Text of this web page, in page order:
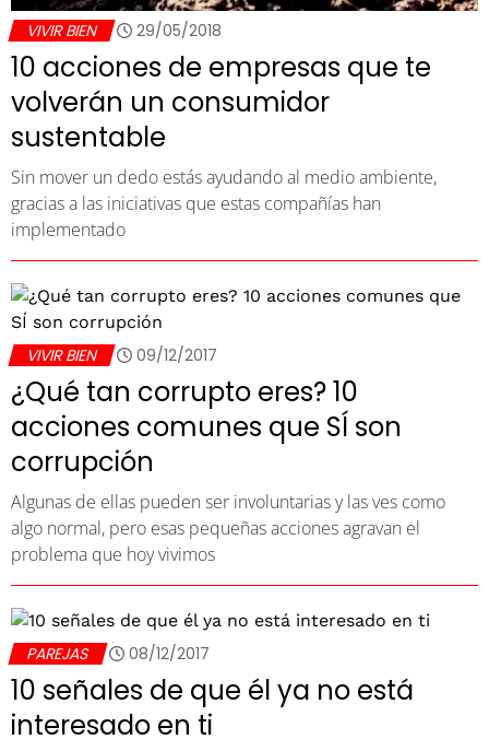
VIVIR BIEN 29/05/2018
10 acciones de empresas que te
volverán un consumidor
sustentable
Sin mover un dedo estás ayudando al medio ambiente,
gracias a las iniciativas que estas compañías han
implementado
VIVIR BIEN 09/12/2017
¿Qué tan corrupto eres? 10
acciones comunes que SÍ son
corrupción
Algunas de ellas pueden ser involuntarias y las ves como
algo normal, pero esas pequeñas acciones agravan el
problema que hoy vivimos
PAREJAS 08/12/2017
10 señales de que él ya no está
interesado en ti